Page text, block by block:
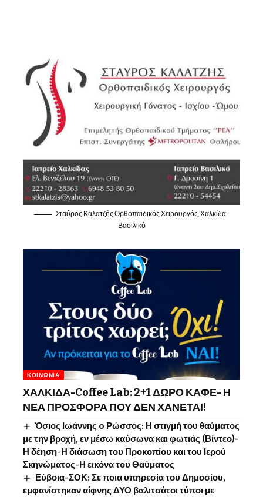
Σταύρος Καλατζής Ορθοπαιδικός Χειρουργός, Χαλκίδα -
Βασιλικό
ΚΟΙΝΩΝΊΑ
ΧΑΛΚΙΔΑ-Coffee Lab: 2+1 ΔΩΡΟ ΚΑΦΕ- Η
ΝΕΑ ΠΡΟΣΦΟΡΑ ΠΟΥ ΔΕΝ ΧΑΝΕΤΑΙ!
Όσιος Ιωάννης o Ρώσσος: Η στιγμή του θαύματος
με την βροχή, εν μέσω καύσωνα και φωτιάς (Βίντεο)-
Η δέηση-Η διάσωση του Προκοπίου και του Ιερού
Σκηνώματος-Η εικόνα του Θαύματος
Εύβοια-ΣΟΚ: Σε ποια υπηρεσία του Δημοσίου,
εμφανίστηκαν αίφνης ΔΥΟ βαλιτσάτοι τύποι με